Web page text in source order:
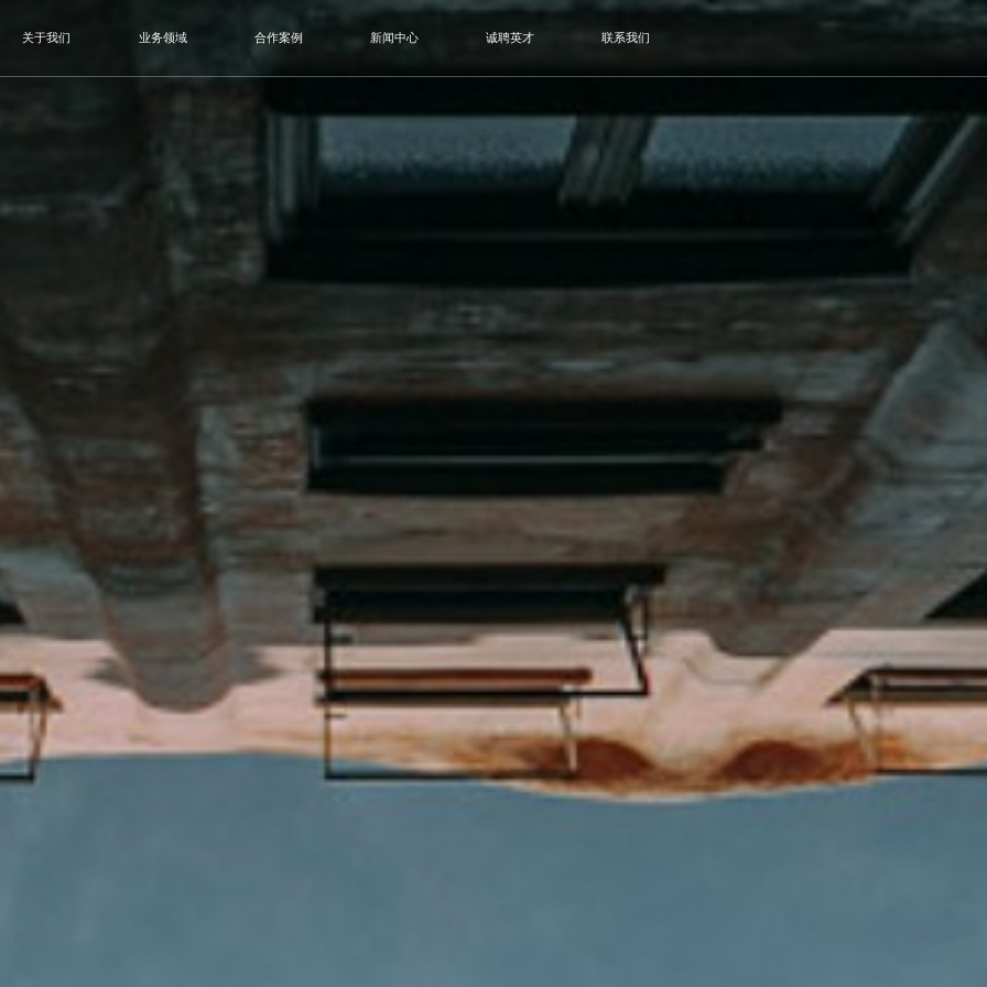
关于我们 业务领域 合作案例 新闻中心 诚聘英才 联系我们